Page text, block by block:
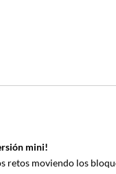
mini!
retos moviendo los